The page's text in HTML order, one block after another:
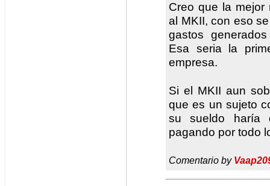
Creo que la mejor
al MKII, con eso
gastos
Esa seria la
empresa.
Si el MKII aun
que es un sujeto
su sueldo haría
pagando por todo
Comentario by